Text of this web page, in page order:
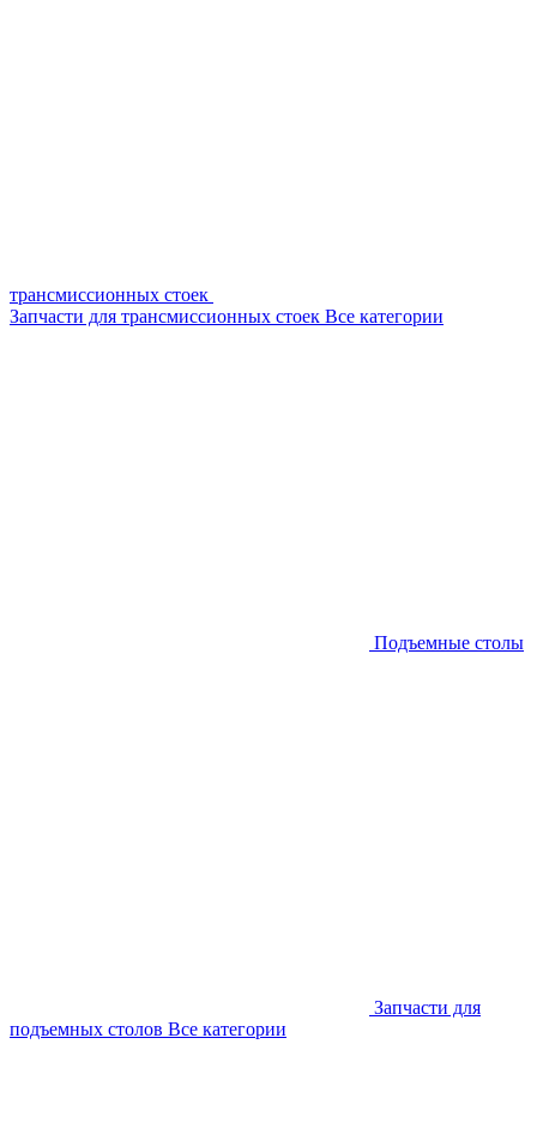
трансмиссионных стоек
Запчасти для трансмиссионных стоек Все категории
Подъемные столы
Запчасти для
подъемных столов Все категории